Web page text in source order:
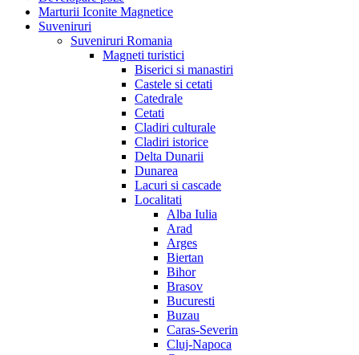
Marturii Iconite Magnetice
Suveniruri
Suveniruri Romania
Magneti turistici
Biserici si manastiri
Castele si cetati
Catedrale
Cetati
Cladiri culturale
Cladiri istorice
Delta Dunarii
Dunarea
Lacuri si cascade
Localitati
Alba Iulia
Arad
Arges
Biertan
Bihor
Brasov
Bucuresti
Buzau
Caras-Severin
Cluj-Napoca